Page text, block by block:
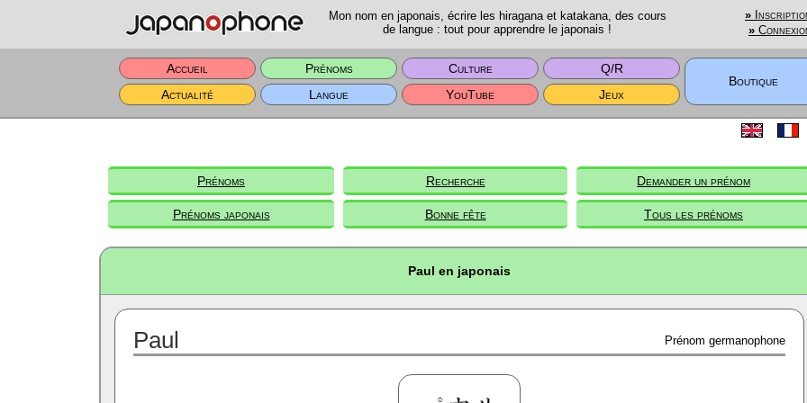
Mon nom en japonais, écrire les hiragana et katakana, des cours
de langue : tout pour apprendre le japonais !
»
»
Accueil Prénoms Culture
Q/R
Boutique
Actualité
Langue YouTube Jeux
Prénoms Recherche Demander un prénom
Prénoms japonais Bonne fête Tous les prénoms
Paul en japonais
Paul Prénom germanophone